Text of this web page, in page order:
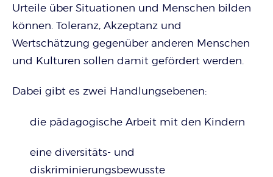
Urteile über Situationen und Menschen bilden
können. Toleranz, Akzeptanz und
Wertschätzung gegenüber anderen Menschen
und Kulturen sollen damit gefördert werden.
Dabei gibt es zwei Handlungsebenen:
die pädagogische Arbeit mit den Kindern
eine diversitäts- und
diskriminierungsbewusste